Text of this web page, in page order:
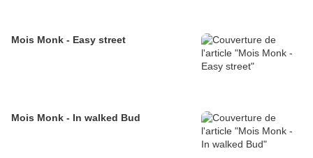
Mois Monk - Easy street
Mois Monk - In walked Bud